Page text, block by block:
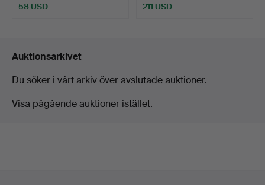
58 USD 211 USD
Auktionsarkivet
Du söker i vårt arkiv över avslutade auktioner.
Visa pågående auktioner istället.